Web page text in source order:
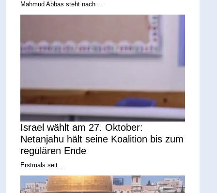
Mahmud Abbas steht nach ...
Israel wählt am 27. Oktober:
Netanjahu hält seine Koalition bis zum
regulären Ende
Erstmals seit ...